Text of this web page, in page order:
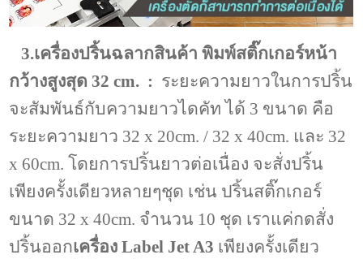
3.เครื่องปริ้นฉลากสินค้า พิมพ์สติ๊กเกอร์หน้า
กว้างสูงสุด 32 cm. : ระยะความยาวในการปริ้น
จะสัมพันธ์กับความยาวไดคัท ได้ 3 ขนาด คือ
ระยะความยาว 32 x 20cm. / 32 x 40cm. และ 32
x 60cm. โดยการปริ้นยาวต่อเนื่อง จะสั่งปริ้น
เพียงครั้งเดียวหลายๆชุด เช่น ปริ้นสติ๊กเกอร์
ขนาด 32 x 40cm. จำนวน 10 ชุด เราแค่กดสั่ง
ปริ้นออกเครื่อง Label Jet A3 เพียงครั้งเดียว